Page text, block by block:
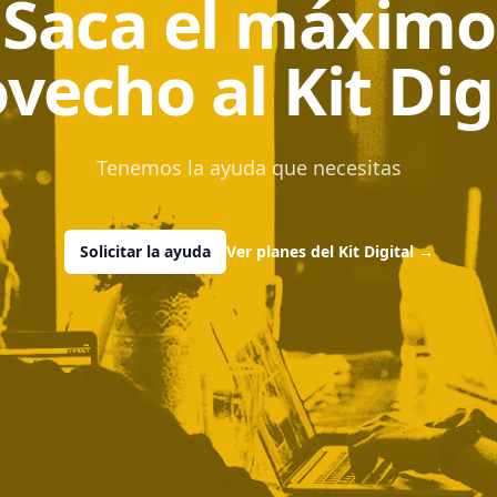
Saca el máximo
al Kit
Tenemos la ayuda que necesitas
Solicitar la ayuda Ver planes del Kit Digital→